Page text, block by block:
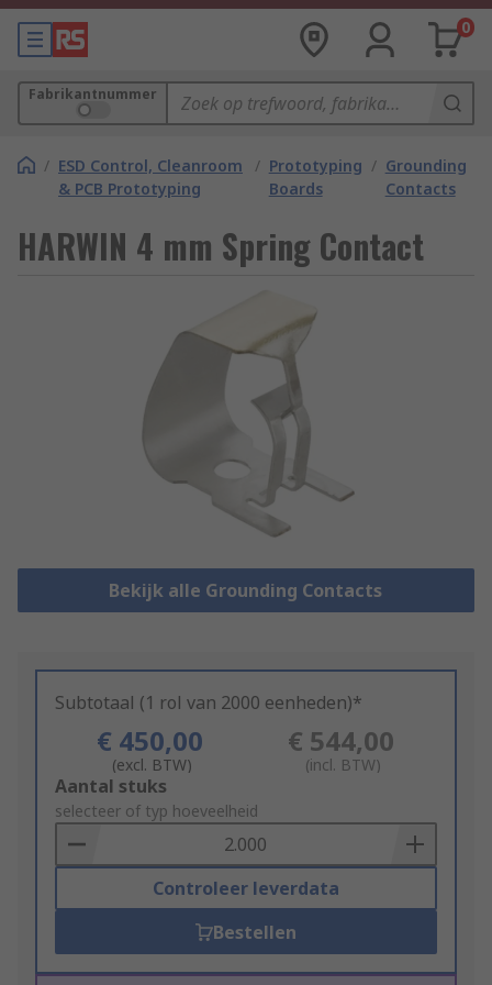
0
Fabrikantnummer
/ ESD Control, Cleanroom
& PCB Prototyping
/ Prototyping
Boards
/ Grounding
Contacts
HARWIN 4 mm Spring Contact
Bekijk alle Grounding Contacts
Subtotaal (1 rol van 2000 eenheden)*
€ 450,00
(excl. BTW)
€ 544,00
(incl. BTW)
Add
to
Basket
Aantal stuks
selecteer of typ hoeveelheid
Controleer leverdata
Bestellen